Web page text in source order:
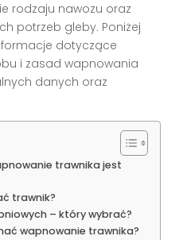
rodzaju nawozu oraz
potrzeb gleby. Poniżej
dotyczące
i zasad wapnowania
danych oraz
trawnika jest
trawnik?
– który wybrać?
wapnowanie trawnika?